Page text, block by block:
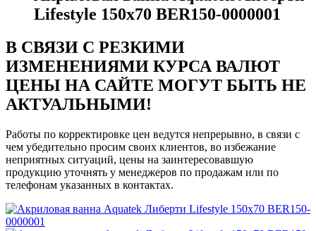
Lifestyle 150х70 BER150-0000001
В СВЯЗИ С РЕЗКИМИ
ИЗМЕНЕНИЯМИ КУРСА ВАЛЮТ
ЦЕНЫ НА САЙТЕ МОГУТ БЫТЬ НЕ
АКТУАЛЬНЫМИ!
Работы по корректировке цен ведутся непрерывно, в связи с
чем убедительно просим своих клиентов, во избежание
неприятных ситуаций, цены на заинтересовавшую
продукцию уточнять у менеджеров по продажам или по
телефонам указанных в контактах.